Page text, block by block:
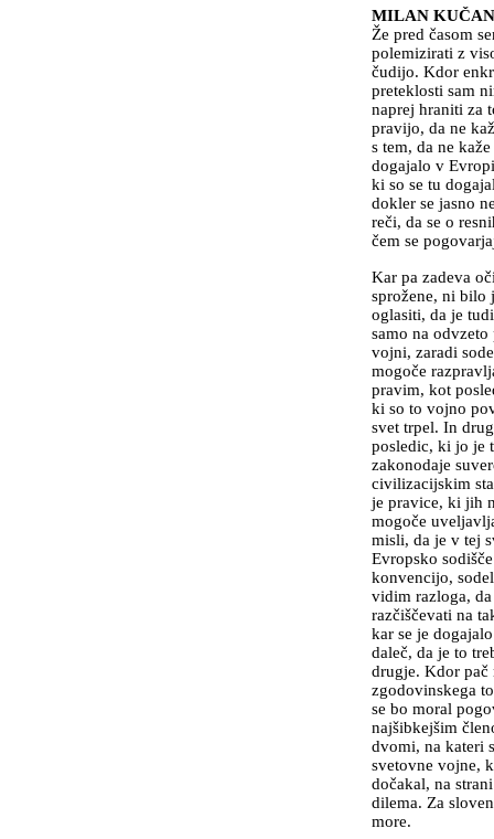
MILAN KUČAN
Že pred časom
polemizirati z
čudijo. Kdor
preteklosti sam
naprej hraniti za
pravijo, da ne
s tem, da ne
dogajalo v
ki so se tu
dokler se jasno
reči, da se o
čem se
Kar pa zadeva
sprožene, ni bilo
oglasiti, da je
samo na
vojni, zaradi
mogoče
pravim, kot
ki so to vojno
svet trpel. In
posledic, ki jo je
zakonodaje
civilizacijskim
je pravice, ki jih
mogoče
misli, da je v tej
Evropsko
konvencijo,
vidim razloga,
razčiščevati na
kar se je
daleč, da je to
drugje. Kdor
zgodovinskega
se bo moral
najšibkejšim
dvomi, na kateri
svetovne vojne,
dočakal, na
dilema. Za
more.